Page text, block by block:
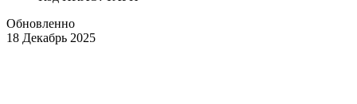
Обновленно
18 Декабрь 2025